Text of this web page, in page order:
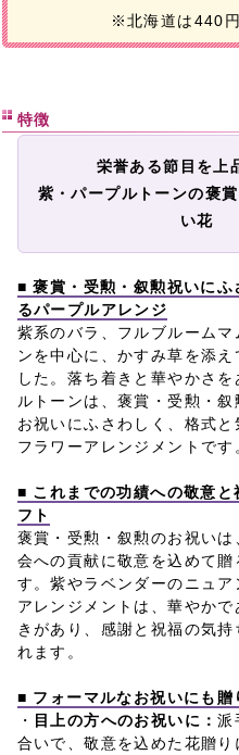
※北海道は440円
特徴
栄誉ある節目を上
紫・パープルトーンの褒
い花
■ 褒賞・受勲・叙勲祝いにふ
るパープルアレンジ
紫系のバラ、フルブルームマ
ンを中心に、かすみ草を添え
した。落ち着きと華やかさ
ルトーンは、褒賞・受勲・
お祝いにふさわしく、格式と
フラワーアレンジメントです
■ これまでの功績への敬意と
フト
褒賞・受勲・叙勲のお祝いは
会への貢献に敬意を込めて贈
す。紫やラベンダーのニュア
アレンジメントは、華やか
きがあり、感謝と祝福の気持
れます。
■ フォーマルなお祝いにも贈
・ 目上の方へのお祝いに：派
合いで、敬意を込めた花贈り